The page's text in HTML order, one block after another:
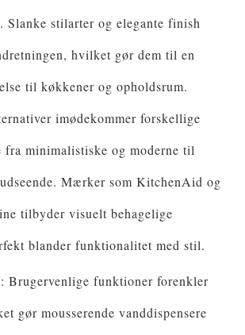
. Slanke stilarter og elegante finish
hvilket gør dem til en
til køkkener og opholdsrum.
imødekommer forskellige
minimalistiske og moderne til
Mærker som KitchenAid og
tilbyder visuelt behagelige
blander funktionalitet med stil.
Brugervenlige funktioner forenkler
gør mousserende vanddispensere